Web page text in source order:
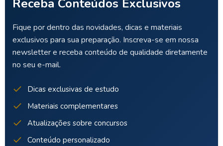
Receba Conteúdos Exclusivos
Fique por dentro das novidades, dicas e materiais
exclusivos para sua preparação. Inscreva-se em nossa
newsletter e receba conteúdo de qualidade diretamente
no seu e-mail.
Dicas exclusivas de estudo
Materiais complementares
Atualizações sobre concursos
Conteúdo personalizado